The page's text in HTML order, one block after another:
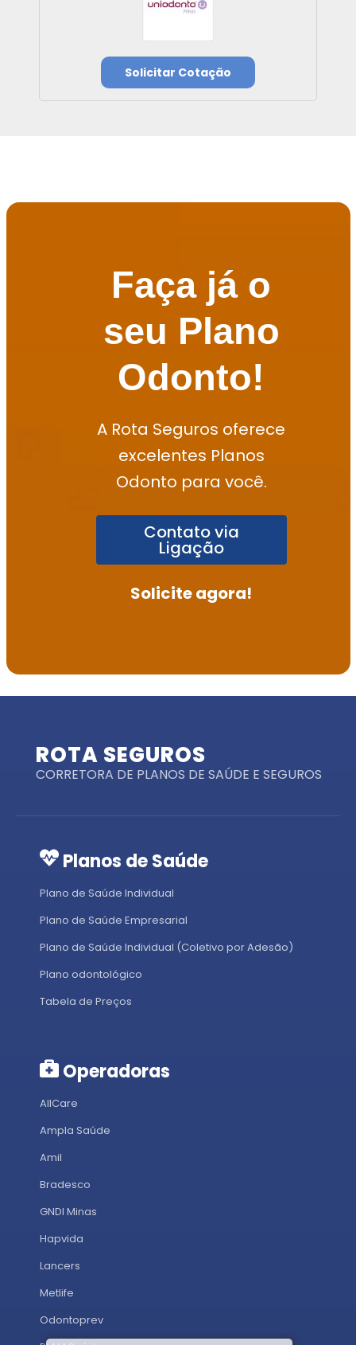
Solicitar Cotação
Faça já o
seu Plano
Odonto!
A Rota Seguros oferece
excelentes Planos
Odonto para você.
Contato via
Ligação
Solicite agora!
ROTA SEGUROS
CORRETORA DE PLANOS DE SAÚDE E SEGUROS
Planos de Saúde
Plano de Saúde Individual
Plano de Saúde Empresarial
Plano de Saúde Individual (Coletivo por Adesão)
Plano odontológico
Tabela de Preços
Operadoras
AllCare
Ampla Saúde
Amil
Bradesco
GNDI Minas
Hapvida
Lancers
Metlife
Odontoprev